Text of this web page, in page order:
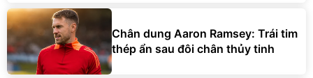
Chân dung Aaron Ramsey: Trái tim
thép ẩn sau đôi chân thủy tinh